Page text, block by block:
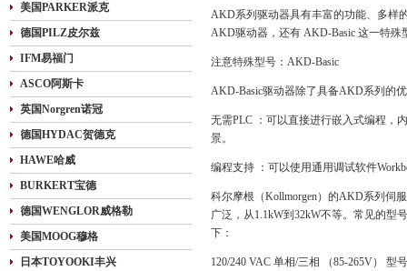
美国PARKER派克
德国PILZ皮尔兹
IFM易福门
ASCO阿斯卡
英国Norgren诺冠
德国HYDAC贺德克
HAWE哈威
BURKERT宝德
德国WENGLOR威格勒
美国MOOG穆格
日本TOYOOKI丰兴
AKD系列驱动器具有丰富的功能、多样
AKD驱动器，还有 AKD-Basic 这一特殊
注意特殊型号：AKD-Basic
AKD-Basic驱动器除了具备AKD系列的
无需PLC ：可以直接进行嵌入式编程，
景。
编程支持 ：可以使用通用调试软件
科尔摩根（Kollmorgen）的AKD系列伺
广泛，从1.1kW到32kW不等。常见的型
下：
120/240 VAC 单相/三相 （85-265V） 型